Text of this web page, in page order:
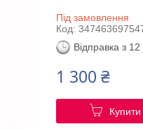
Під замовлення
Код:
Відправка з
1 300 ₴
Купити